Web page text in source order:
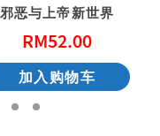
邪恶与上帝新世界
RM52.00
加入购物车